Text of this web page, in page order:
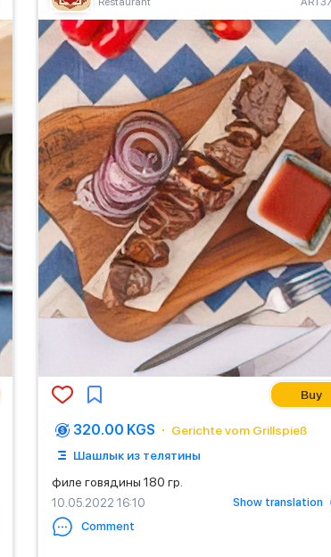
Buy
320.00 KGS
Gerichte vom Grillspieß
Шашлык из телятины
филе говядины 180 гр.
10.05.2022 16:10
Show translation
Comment